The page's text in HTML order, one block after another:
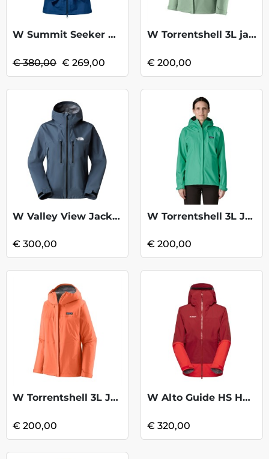
W Summit Seeker GTX Jkt-HaleNavy KOOPJE
€ 380,00 € 269,00
W Torrentshell 3L jacket - Ellwood Green
€ 200,00
W Valley View Jacket - Granite Grey
€ 300,00
W Torrentshell 3L Jacket - Aqua Stone
€ 200,00
W Torrentshell 3L Jacket - Peach Sherbet
€ 200,00
W Alto Guide HS HD Jkt - Dark Mammut Red
€ 320,00